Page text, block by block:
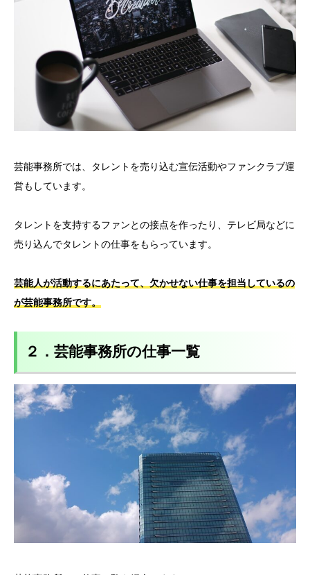
芸能事務所では、タレントを売り込む宣伝活動やファンクラブ運
営もしています。
タレントを支持するファンとの接点を作ったり、テレビ局などに
売り込んでタレントの仕事をもらっています。
芸能人が活動するにあたって、欠かせない仕事を担当しているの
が芸能事務所です。
２．芸能事務所の仕事一覧